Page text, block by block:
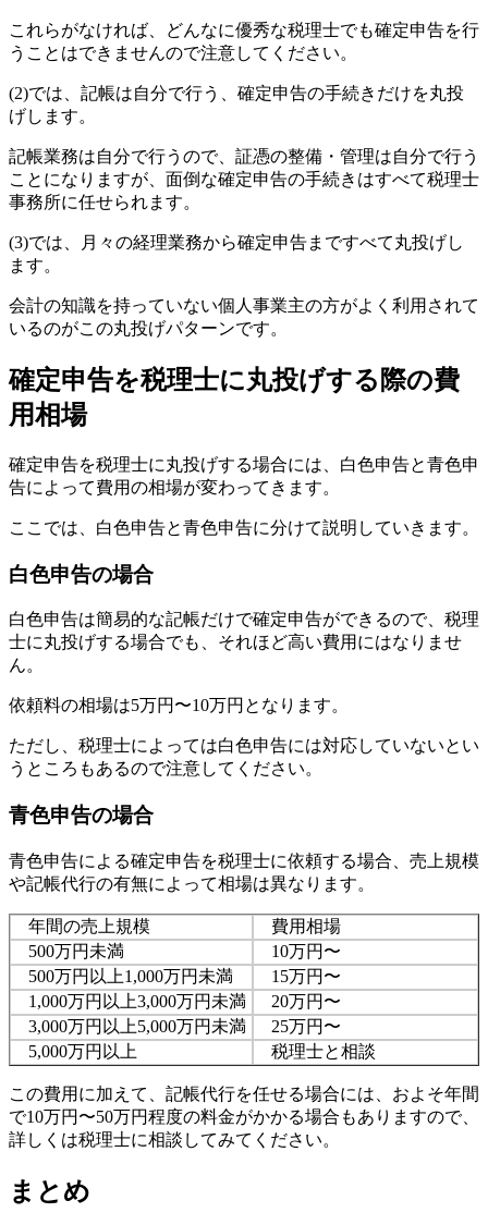
これらがなければ、どんなに優秀な税理士でも確定申告を行
うことはできませんので注意してください。
(2)では、記帳は自分で行う、確定申告の手続きだけを丸投
げします。
記帳業務は自分で行うので、証憑の整備・管理は自分で行う
ことになりますが、面倒な確定申告の手続きはすべて税理士
事務所に任せられます。
(3)では、月々の経理業務から確定申告まですべて丸投げし
ます。
会計の知識を持っていない個人事業主の方がよく利用されて
いるのがこの丸投げパターンです。
確定申告を税理士に丸投げする際の費
用相場
確定申告を税理士に丸投げする場合には、白色申告と青色申
告によって費用の相場が変わってきます。
ここでは、白色申告と青色申告に分けて説明していきます。
白色申告の場合
白色申告は簡易的な記帳だけで確定申告ができるので、税理
士に丸投げする場合でも、それほど高い費用にはなりませ
ん。
依頼料の相場は5万円〜10万円となります。
ただし、税理士によっては白色申告には対応していないとい
うところもあるので注意してください。
青色申告の場合
青色申告による確定申告を税理士に依頼する場合、売上規模
や記帳代行の有無によって相場は異なります。
年間の売上規模
費用相場
500万円未満
10万円〜
500万円以上1,000万円未満
15万円〜
1,000万円以上3,000万円未満
20万円〜
3,000万円以上5,000万円未満
25万円〜
5,000万円以上
税理士と相談
この費用に加えて、記帳代行を任せる場合には、およそ年間
で10万円〜50万円程度の料金がかかる場合もありますので、
詳しくは税理士に相談してみてください。
まとめ